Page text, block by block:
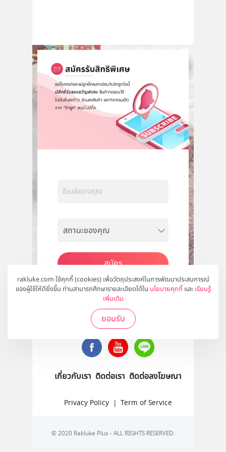
rakluke.com ใช้คุกกี้ (cookies) เพื่อวัตถุประสงค์ในการพัฒนาประสบการณ์
ของผู้ใช้ให้ดียิ่งขึ้น ท่านสามารถศึกษารายละเอียดได้ใน นโยบายคุกกี้ และ เรียนรู้
เพิ่มเติม
ยอมรับ
สมัคร
ติดตามเราได้ที่
เกี่ยวกับเรา ติดต่อเรา ติดต่อลงโฆษณา
Privacy Policy | Term of Service
© 2020 Rakluke Plus - ALL RIGHTS RESERVED.